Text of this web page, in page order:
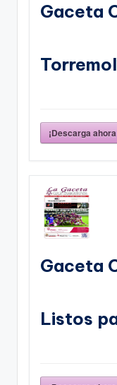
Gaceta
¡Descarga
Gaceta
Listos